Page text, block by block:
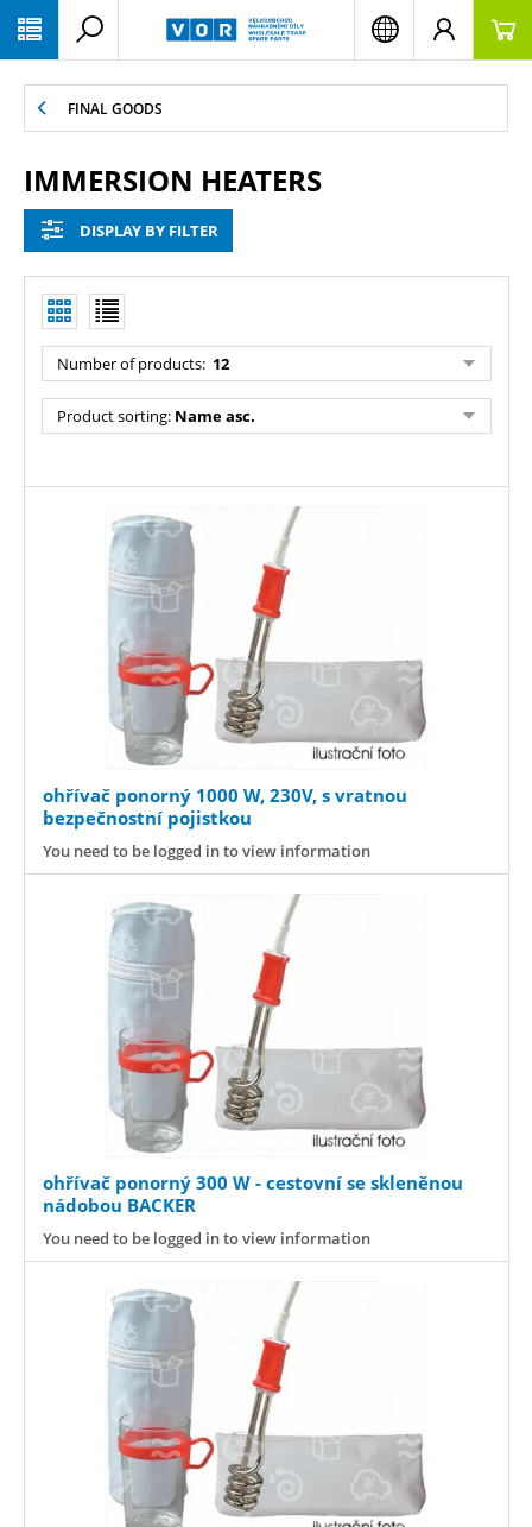
FINAL GOODS
IMMERSION HEATERS
DISPLAY BY FILTER
Number of products: 12
Product sorting: Name asc.
ohřívač ponorný 1000 W, 230V, s vratnou
bezpečnostní pojistkou
You need to be logged in to view information
ohřívač ponorný 300 W - cestovní se skleněnou
nádobou BACKER
You need to be logged in to view information